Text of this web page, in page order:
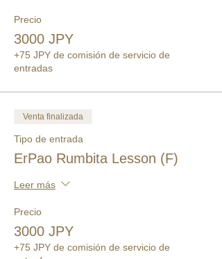
Precio
3000 JPY
+75 JPY de comisión de servicio de
entradas
Venta finalizada
Tipo de entrada
ErPao Rumbita Lesson (F)
Leer más
Precio
3000 JPY
+75 JPY de comisión de servicio de